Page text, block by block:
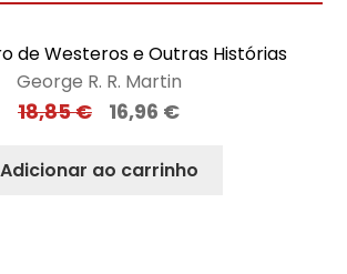
de Westeros e Outras Histórias
George R. R. Martin
18,85€ 16,96 €
Adicionar ao carrinho